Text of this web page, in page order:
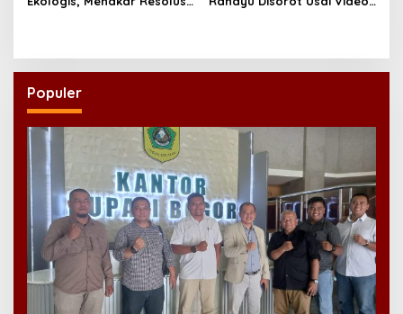
Populer